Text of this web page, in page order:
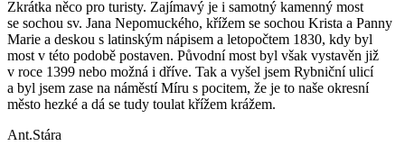
Zkrátka něco pro turisty. Zajímavý je i samotný kamenný most
se sochou sv. Jana Nepomuckého, křížem se sochou Krista a Panny
Marie a deskou s latinským nápisem a letopočtem 1830, kdy byl
most v této podobě postaven. Původní most byl však vystavěn již
v roce 1399 nebo možná i dříve. Tak a vyšel jsem Rybniční ulicí
a byl jsem zase na náměstí Míru s pocitem, že je to naše okresní
město hezké a dá se tudy toulat křížem krážem.
Ant.Stára